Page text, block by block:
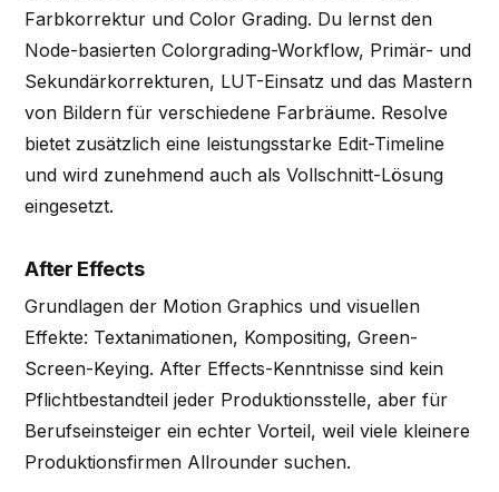
Farbkorrektur und Color Grading. Du lernst den
Node-basierten Colorgrading-Workflow, Primär- und
Sekundärkorrekturen, LUT-Einsatz und das Mastern
von Bildern für verschiedene Farbräume. Resolve
bietet zusätzlich eine leistungsstarke Edit-Timeline
und wird zunehmend auch als Vollschnitt-Lösung
eingesetzt.
After Effects
Grundlagen der Motion Graphics und visuellen
Effekte: Textanimationen, Kompositing, Green-
Screen-Keying. After Effects-Kenntnisse sind kein
Pflichtbestandteil jeder Produktionsstelle, aber für
Berufseinsteiger ein echter Vorteil, weil viele kleinere
Produktionsfirmen Allrounder suchen.